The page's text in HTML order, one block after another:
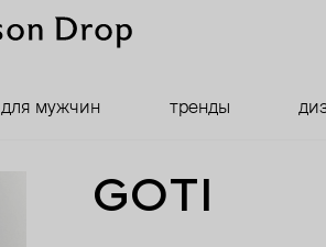
для мужчин тренды
GOTI